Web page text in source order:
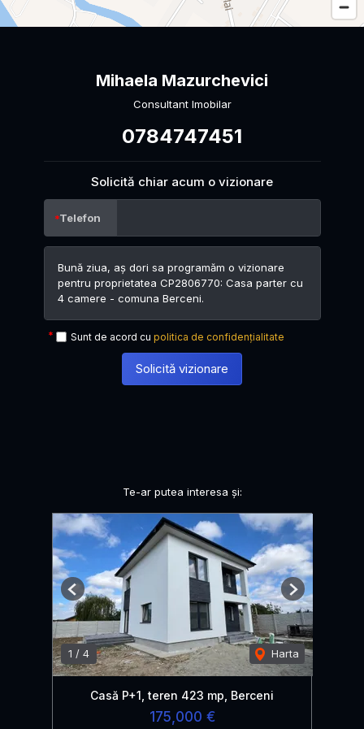
Mihaela Mazurchevici
Consultant Imobilar
0784747451
Solicită chiar acum o vizionare
Telefon
Sunt de acord cu politica de confidențialitate
Solicită vizionare
Te-ar putea interesa și:
1 / 4 Harta
Previous Next
Casă P+1, teren 423 mp, Berceni
175,000 €